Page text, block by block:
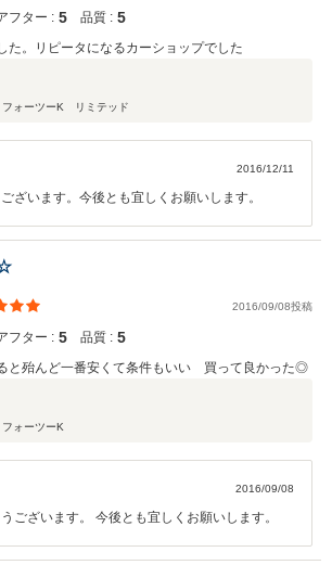
フター : 5 品質 : 5
た。リピータになるカーショップでした
ォーツーK リミテッド
2016/12/11
ざいます。今後とも宜しくお願いします。
2016/09/08投稿
フター : 5 品質 : 5
と殆んど一番安くて条件もいい 買って良かった◎
フォーツーK
2016/09/08
ございます。 今後とも宜しくお願いします。